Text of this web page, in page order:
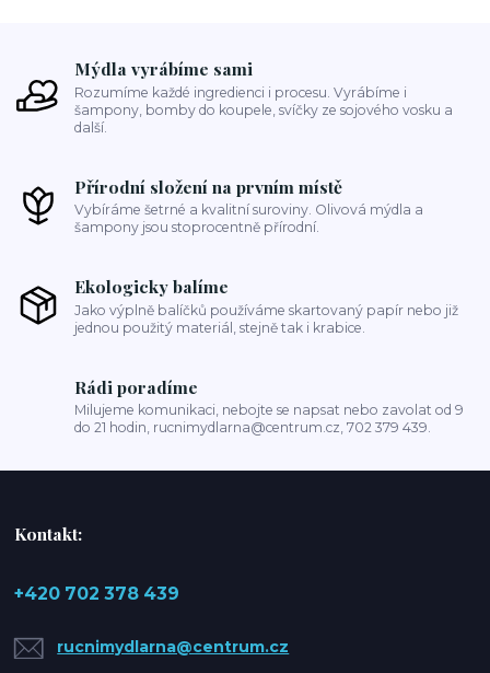
Mýdla vyrábíme sami
Rozumíme každé ingredienci i procesu. Vyrábíme i
šampony, bomby do koupele, svíčky ze sojového vosku a
další.
Přírodní složení na prvním místě
Vybíráme šetrné a kvalitní suroviny. Olivová mýdla a
šampony jsou stoprocentně přírodní.
Ekologicky balíme
Jako výplně balíčků používáme skartovaný papír nebo již
jednou použitý materiál, stejně tak i krabice.
Rádi poradíme
Milujeme komunikaci, nebojte se napsat nebo zavolat od 9
do 21 hodin, rucnimydlarna@centrum.cz, 702 379 439.
Kontakt:
+420 702 378 439
rucnimydlarna@centrum.cz